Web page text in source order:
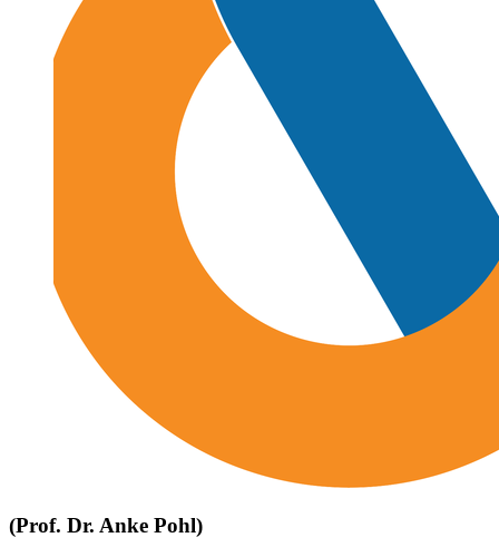
(Prof. Dr. Anke Pohl)